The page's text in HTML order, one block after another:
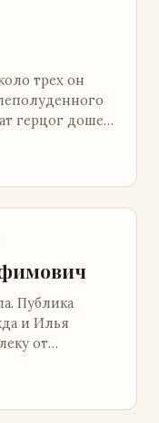
трех он
герцог дошел
Публика
и Илья
от